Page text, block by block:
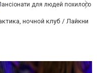
для людей похилого
ночной клуб
Лайкни